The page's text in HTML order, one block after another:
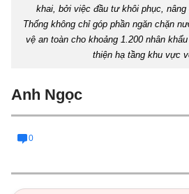
khai, bởi việc đầu tư khôi phục, nâng
Thống không chỉ góp phần ngăn chặn
vệ an toàn cho khoảng 1.200 nhân
thiện hạ tầng khu vực
Anh Ngọc
0